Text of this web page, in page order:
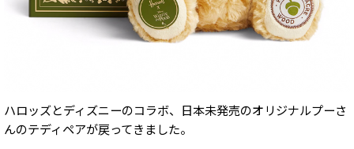
ハロッズとディズニーのコラボ、日本未発売のオリジナルプーさ
んのテディペアが戻ってきました。